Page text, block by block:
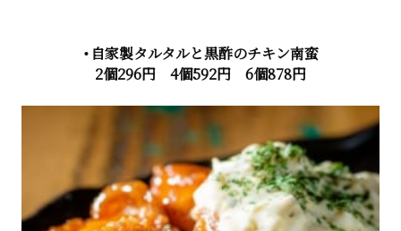
・自家製タルタルと黒酢のチキン南蛮
2個296円 4個592円 6個878円